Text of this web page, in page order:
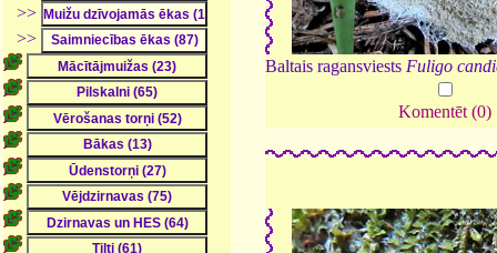
>>
>>
Baltais ragansviests Fuligo
Komentēt (0)